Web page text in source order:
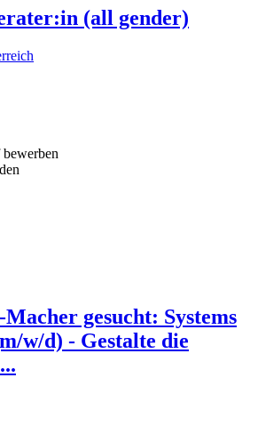
(all gender)
gesucht: Systems
w/d) - Gestalte die